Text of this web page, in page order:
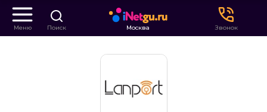
Меню Поиск Москва Звонок